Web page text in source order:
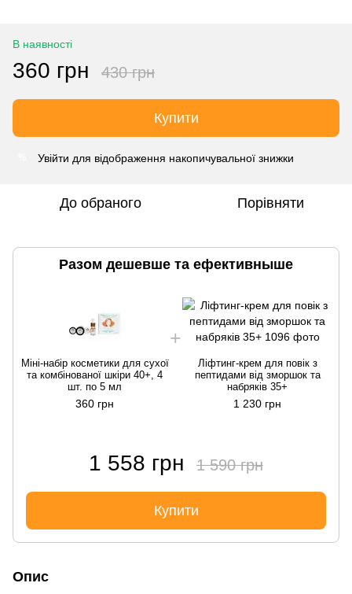
В наявності
360 грн 430 грн
Купити
Увійти для відображення накопичувальної знижки
До обраного Порівняти
Разом дешевше та ефективныше
Міні-набір косметики для сухої
та комбінованої шкіри 40+, 4
шт. по 5 мл
360 грн
Ліфтинг-крем для повік з
пептидами від зморшок та
набряків 35+
1 230 грн
1 558 грн 1 590 грн
Купити
Опис